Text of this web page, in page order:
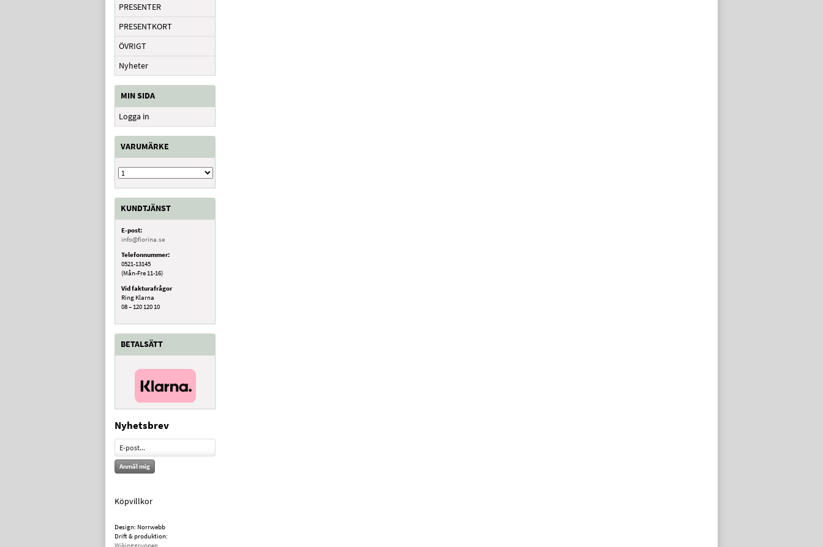
PRESENTER
PRESENTKORT
ÖVRIGT
Nyheter
MIN SIDA
Logga in
VARUMÄRKE
KUNDTJÄNST
E-post:
info@fiorina.se
Telefonnummer:
0521-13145
(Mån-Fre 11-16)
Vid fakturafrågor
Ring Klarna
08 – 120 120 10
BETALSÄTT
Nyhetsbrev
Anmäl mig
Köpvillkor
Design: Norrwebb
Drift & produktion:
Wikinggruppen